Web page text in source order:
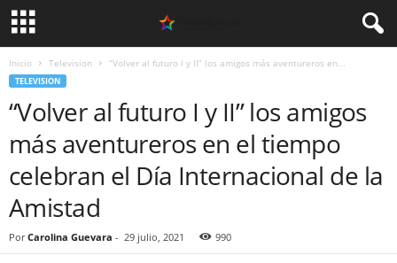
Inicio Television “Volver al futuro I y II” los amigos más aventureros en...
TELEVISION
“Volver al futuro I y II” los amigos
más aventureros en el tiempo
celebran el Día Internacional de la
Amistad
Por Carolina Guevara - 29 julio, 2021 990